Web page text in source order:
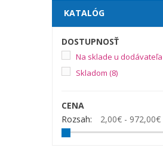
KATALÓG
DOSTUPNOSŤ
Na sklade u dodávateľa
Skladom (8)
CENA
Rozsah:
2,00€ - 972,00€